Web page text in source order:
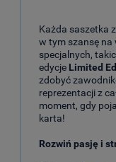
Każda saszetka
w tym szansę na
specjalnych,
edycje Limited
zdobyć
reprezentacji z
moment, gdy
karta!
Rozwiń pasję i